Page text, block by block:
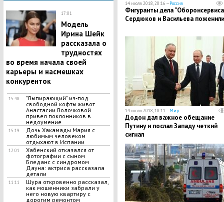
17:01
Модель
Ирина Шейк
рассказала о
трудностях
во время начала своей
карьеры и насмешках
конкуренток
15:48
"Выпирающий" из-под
свободной кофты живот
Анастасии Волочковой
привел поклонников в
недоумение
15:19
Дочь Хакамады Мария с
любимым человеком
отдыхают в Испании
12:01
Хабенский отказался от
фотографии с сыном
Бледанс с синдромом
Дауна: актриса рассказала
детали
11:11
Шура откровенно рассказал,
как мошенники забрали у
него новую квартиру с
дорогим ремонтом
14 июля 2018, 20:16 —Россия
Фигуранты дела
Сердюков и Васильева
14 июля 2018, 18:11 —Мир
Додон дал важное обещание
Путину и послал Западу четкий
сигнал